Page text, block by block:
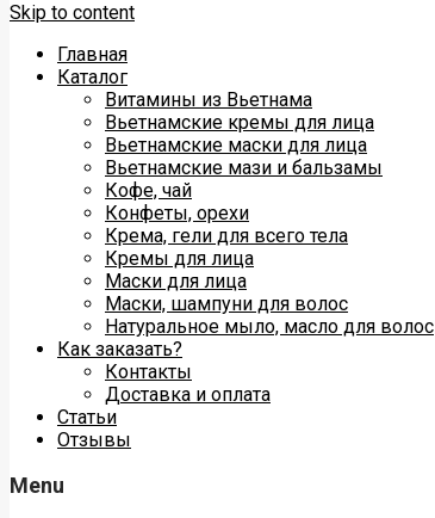
Skip to content
Главная
Каталог
Витамины из Вьетнама
Вьетнамские кремы для лица
Вьетнамские маски для лица
Вьетнамские мази и бальзамы
Кофе, чай
Конфеты, орехи
Крема, гели для всего тела
Кремы для лица
Маски для лица
Маски, шампуни для волос
Натуральное мыло, масло для волос
Как заказать?
Контакты
Доставка и оплата
Статьи
Отзывы
Menu